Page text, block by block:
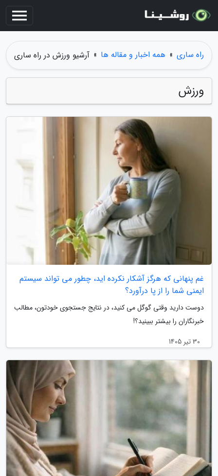
راه ساری » همه اخبار و مقاله ها » آرشیو ورزش در راه ساری
ورزش
غم پنهانی که هرگز آشکار نکرده اید، چطور می تواند سیستم
ایمنی شما را از پا درآورد؟
دوست دارید وقتی گوگل می کنید، در نتایج جستجوی خودتون، مطالب
خبرنگاران را بیشتر ببینید؟!
30 تیر 1405